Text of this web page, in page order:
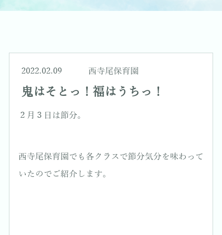
2022.02.09 西寺尾保育園
鬼はそとっ！福はうちっ！
２月３日は節分。
西寺尾保育園でも各クラスで節分気分を味わって
いたのでご紹介します。